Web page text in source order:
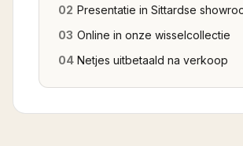
02 Presentatie in Sittardse
03 Online in onze wisselcollectie
04 Netjes uitbetaald na verkoop